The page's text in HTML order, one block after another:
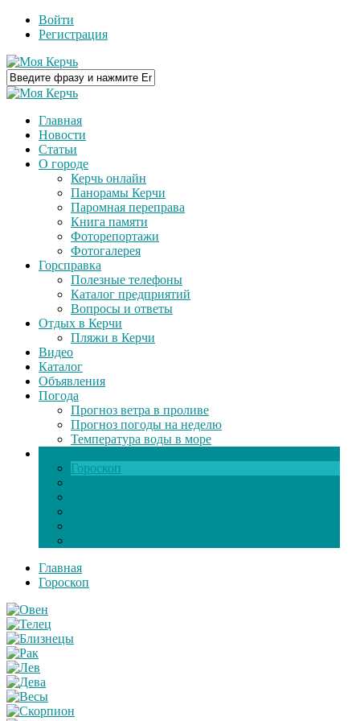
Войти
Регистрация
Главная
Новости
Статьи
О городе
Керчь онлайн
Панорамы Керчи
Паромная переправа
Книга памяти
Фоторепортажи
Фотогалерея
Горсправка
Полезные телефоны
Каталог предприятий
Вопросы и ответы
Отдых в Керчи
Пляжи в Керчи
Видео
Каталог
Объявления
Погода
Прогноз ветра в проливе
Прогноз погоды на неделю
Температура воды в море
Гороскоп
Главная
Гороскоп